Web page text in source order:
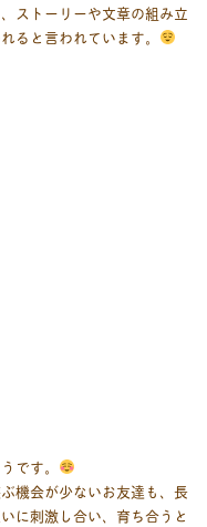
ストーリーや文章の組み立
ると言われています。
です。
機会が少ないお友達も、長
に刺激し合い、育ち合うと